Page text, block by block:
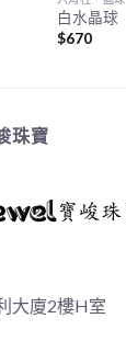
白水晶球
$670
珠寶
大廈2樓H室